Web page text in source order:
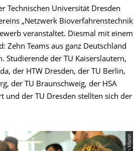
Technischen Universität Dresden
„Netzwerk Bioverfahrenstechnik
veranstaltet. Diesmal mit einem
Zehn Teams aus ganz Deutschland
Studierende der TU Kaiserslautern,
der HTW Dresden, der TU Berlin,
der TU Braunschweig, der HSA
und der TU Dresden stellten sich der